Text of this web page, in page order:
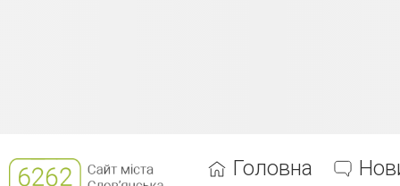
Головна